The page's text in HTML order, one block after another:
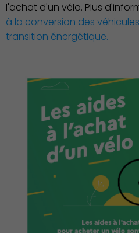
l'achat d'un vélo. Plus
à la conversion des
transition énergétique.